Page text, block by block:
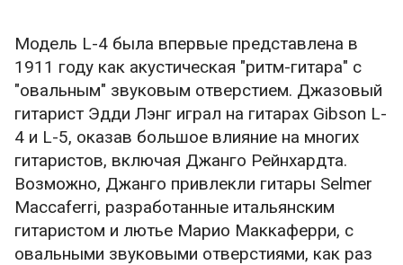
Модель L-4 была впервые представлена в
1911 году как акустическая "ритм-гитара" с
"овальным" звуковым отверстием. Джазовый
гитарист Эдди Лэнг играл на гитарах Gibson L-
4 и L-5, оказав большое влияние на многих
гитаристов, включая Джанго Рейнхардта.
Возможно, Джанго привлекли гитары Selmer
Maccaferri, разработанные итальянским
гитаристом и лютье Марио Маккаферри, с
овальными звуковыми отверстиями, как раз